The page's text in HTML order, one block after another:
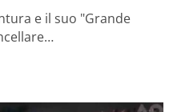
e il suo "Grande